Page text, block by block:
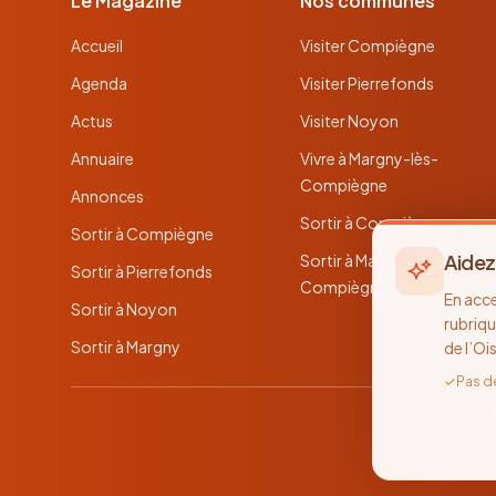
Accueil
Agenda
Actus
Annuaire
Annonces
Sortir à Compiègne
Sortir à Pierrefonds
Sortir à Noyon
Sortir à Margny
Visiter Compiègne
Visiter Pierrefonds
Visiter Noyon
Vivre à Margny-lès-
Compiègne
Sortir à Compiègne
Sortir à Margny-lès-
Compiègne
En
de
✓ Pas